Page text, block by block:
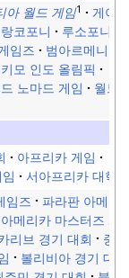
아 월드 게임1
게이
코포니
루소포니아
임즈
범아르메니아
모 인도 올림픽
노마드 게임
월드
아프리카 게임
서아프리카 대학
임즈
파라판 아메리
아메리카 마스터즈 게
리브 경기 대회
중
볼리비아 경기 대회